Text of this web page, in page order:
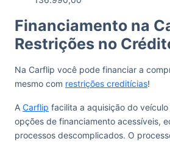
Financiamento na
Restrições no
Na Carflip você pode financiar a
mesmo com restrições creditícias!
A Carflip facilita a aquisição do
opções de financiamento acessíveis,
processos descomplicados. O